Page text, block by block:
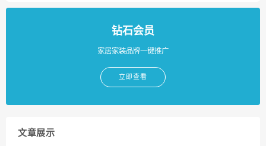
钻石会员
家居家装品牌一键推广
立即查看
文章展示